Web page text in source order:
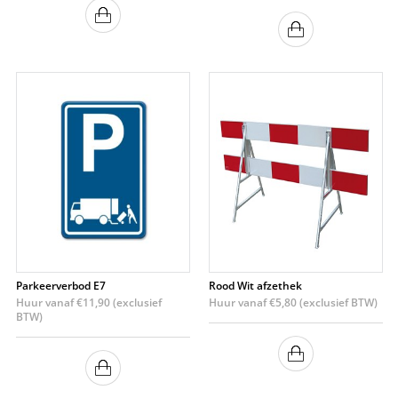
Parkeerverbod E7
Huur vanaf€11,90(exclusief
BTW)
Rood Wit afzethek
Huur vanaf€5,80(exclusief BTW)